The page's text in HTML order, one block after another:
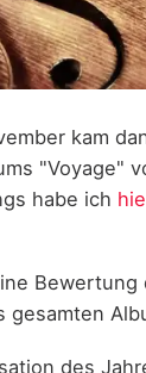
kam
"Voyage"
habe ich
Bewertung
gesamten
des